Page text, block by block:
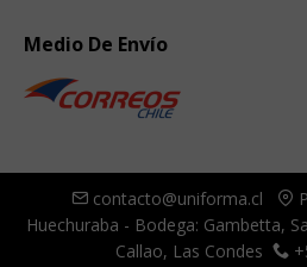
Medio De Envío
contacto@uniforma.cl
Huechuraba - Bodega: Gambetta,
Callao, Las Condes